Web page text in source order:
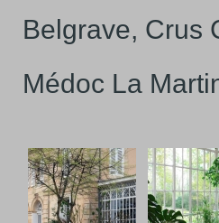
Belgrave, Crus
Médoc La